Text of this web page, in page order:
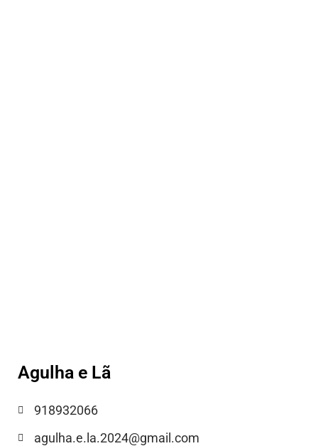
Agulha e Lã
918932066
agulha.e.la.2024@gmail.com